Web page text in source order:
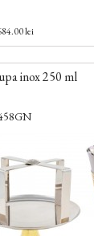
lei
inox 250 ml